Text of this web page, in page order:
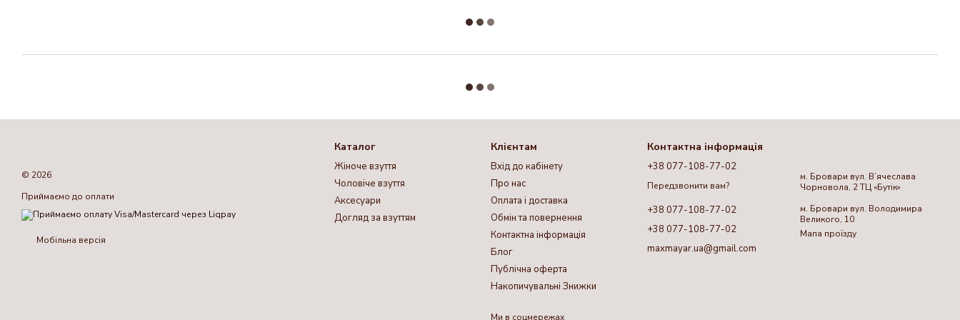
© 2026
Приймаємо до оплати
Мобільна версія
Каталог
Жіноче взуття
Чоловіче взуття
Аксесуари
Догляд за взуттям
Клієнтам
Вхід до кабінету
Про нас
Оплата і доставка
Обмін та повернення
Контактна інформація
Блог
Публічна оферта
Накопичувальні Знижки
Ми в соцмережах
Контактна інформація
+38 077-108-77-02
Передзвонити вам?
+38 077-108-77-02
+38 077-108-77-02
maxmayar.ua@gmail.com
м. Бровари вул. Вʼячеслава
Чорновола, 2 ТЦ «Бутік»
м. Бровари вул. Володимира
Великого, 10
Мапа проїзду